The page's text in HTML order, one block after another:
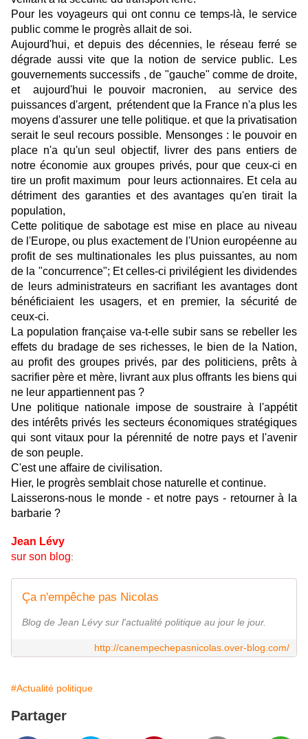
Pour les voyageurs qui ont connu ce temps-là, le service
public comme le progrès allait de soi.
Aujourd'hui, et depuis des décennies, le réseau ferré se
dégrade aussi vite que la notion de service public. Les
gouvernements successifs , de "gauche" comme de droite,
et aujourd'hui le pouvoir macronien, au service des
puissances d'argent, prétendent que la France n'a plus les
moyens d'assurer une telle politique. et que la privatisation
serait le seul recours possible. Mensonges : le pouvoir en
place n'a qu'un seul objectif, livrer des pans entiers de
notre économie aux groupes privés, pour que ceux-ci en
tire un profit maximum pour leurs actionnaires. Et cela au
détriment des garanties et des avantages qu'en tirait la
population,
Cette politique de sabotage est mise en place au niveau
de l'Europe, ou plus exactement de l'Union européenne au
profit de ses multinationales les plus puissantes, au nom
de la "concurrence"; Et celles-ci privilégient les dividendes
de leurs administrateurs en sacrifiant les avantages dont
bénéficiaient les usagers, et en premier, la sécurité de
ceux-ci.
La population française va-t-elle subir sans se rebeller les
effets du bradage de ses richesses, le bien de la Nation,
au profit des groupes privés, par des politiciens, prêts à
sacrifier père et mère, livrant aux plus offrants les biens qui
ne leur appartiennent pas ?
Une politique nationale impose de soustraire à l'appétit
des intérêts privés les secteurs économiques stratégiques
qui sont vitaux pour la pérennité de notre pays et l'avenir
de son peuple.
C'est une affaire de civilisation.
Hier, le progrès semblait chose naturelle et continue.
Laisserons-nous le monde - et notre pays - retourner à la
barbarie ?
Jean Lévy
sur son blog:
Ça n'empêche pas Nicolas
Blog de Jean Lévy sur l'actualité politique au jour le jour.
http://canempechepasnicolas.over-blog.com/
#Actualité politique
Partager